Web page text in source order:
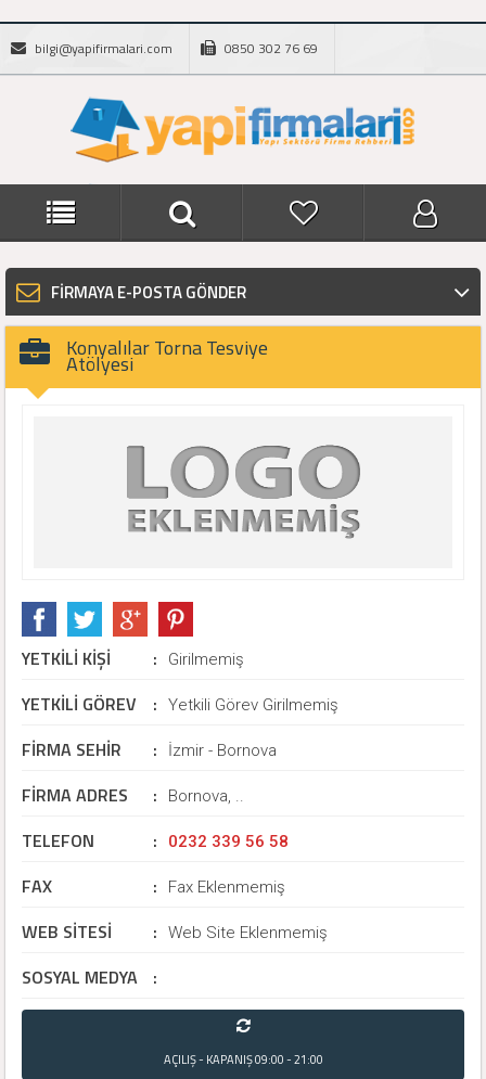
bilgi@yapifirmalari.com 0850 302 76 69
FİRMAYA E-POSTA GÖNDER
Konyalılar Torna Tesviye
Atölyesi
YETKİLİ KİŞİ : Girilmemiş
YETKİLİ GÖREV : Yetkili Görev Girilmemiş
FİRMA SEHİR : İzmir - Bornova
FİRMA ADRES : Bornova, ..
TELEFON : 0232 339 56 58
FAX : Fax Eklenmemiş
WEB SİTESİ : Web Site Eklenmemiş
SOSYAL MEDYA :
AÇILIŞ - KAPANIŞ09:00 - 21:00